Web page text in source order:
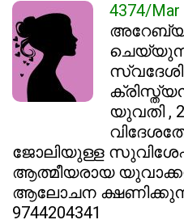
4374/Mar
യുവതി ,
ജോലിയുള്ള
ആത്മീയരായ
ആലോചന ക്ഷണിക്കുന്നു.
9744204341